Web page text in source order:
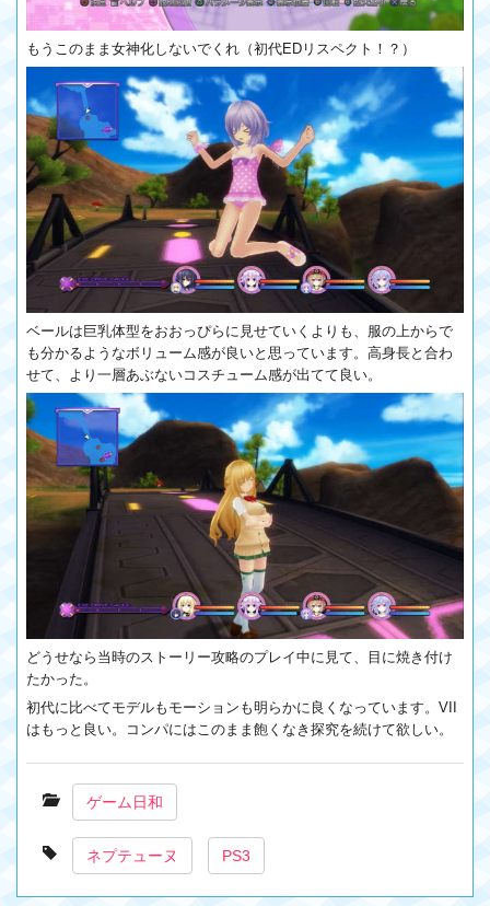
もうこのまま女神化しないでくれ（初代EDリスペクト！？）
ベールは巨乳体型をおおっぴらに見せていくよりも、服の上からで
も分かるようなボリューム感が良いと思っています。高身長と合わ
せて、より一層あぶないコスチューム感が出てて良い。
どうせなら当時のストーリー攻略のプレイ中に見て、目に焼き付け
たかった。
初代に比べてモデルもモーションも明らかに良くなっています。VII
はもっと良い。コンパにはこのまま飽くなき探究を続けて欲しい。
ゲーム日和
ネプテューヌ PS3